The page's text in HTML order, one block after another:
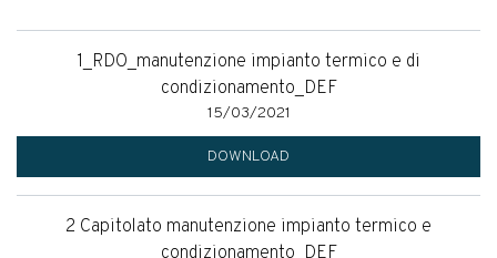
1_RDO_manutenzione impianto termico e di
condizionamento_DEF
15/03/2021
DOWNLOAD
2 Capitolato manutenzione impianto termico e
condizionamento_DEF